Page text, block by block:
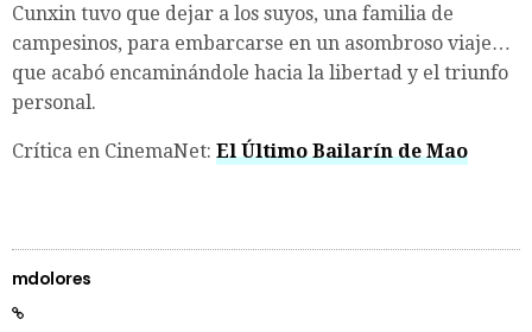
Cunxin tuvo que dejar a los suyos, una familia de
campesinos, para embarcarse en un asombroso viaje…
que acabó encaminándole hacia la libertad y el triunfo
personal.
Crítica en CinemaNet: El Último Bailarín de Mao
mdolores